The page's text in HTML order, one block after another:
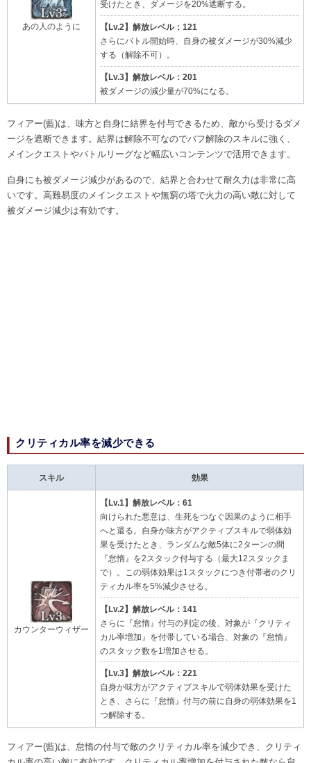
あの人のように
受けたとき、ダメージを20%遮断する。
【Lv.2】解放レベル：121
さらにバトル開始時、自身の被ダメージが30%減少
する（解除不可）。
【Lv.3】解放レベル：201
被ダメージの減少量が70%になる。
フィアー(藍)は、味方と自身に結界を付与できるため、敵から受けるダメ
ージを遮断できます。結界は解除不可なのでバフ解除のスキルに強く、
メインクエストやバトルリーグなど幅広いコンテンツで活用できます。
自身にも被ダメージ減少があるので、結界と合わせて耐久力は非常に高
いです。高難易度のメインクエストや無窮の塔で火力の高い敵に対して
被ダメージ減少は有効です。
クリティカル率を減少できる
スキル 効果
カウンターウィザー
【Lv.1】解放レベル：61
向けられた悪意は、生死をつなぐ因果のように相手
へと還る。自身か味方がアクティブスキルで弱体効
果を受けたとき、ランダムな敵5体に2ターンの間
『怠惰』を2スタック付与する（最大12スタックま
で）。この弱体効果は1スタックにつき付帯者のクリ
ティカル率を5%減少させる。
【Lv.2】解放レベル：141
さらに『怠惰』付与の判定の後、対象が『クリティ
カル率増加』を付帯している場合、対象の『怠惰』
のスタック数を1増加させる。
【Lv.3】解放レベル：221
自身か味方がアクティブスキルで弱体効果を受けた
とき、さらに『怠惰』付与の前に自身の弱体効果を1
つ解除する。
フィアー(藍)は、怠惰の付与で敵のクリティカル率を減少でき、クリティ